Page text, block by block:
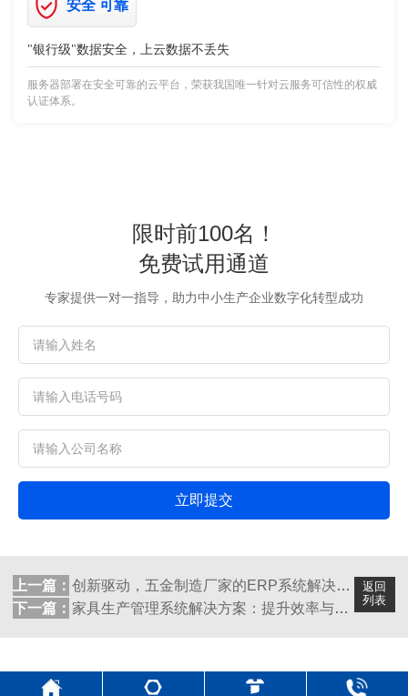
安全 可靠
"银行级"数据安全，上云数据不丢失
服务器部署在安全可靠的云平台，荣获我国唯一针对云服务可信性的权威
认证体系。
限时前100名！
免费试用通道
专家提供一对一指导，助力中小生产企业数字化转型成功
立即提交
返回
列表
上一篇： 创新驱动，五金制造厂家的ERP系统解决方...
下一篇： 家具生产管理系统解决方案：提升效率与品质...